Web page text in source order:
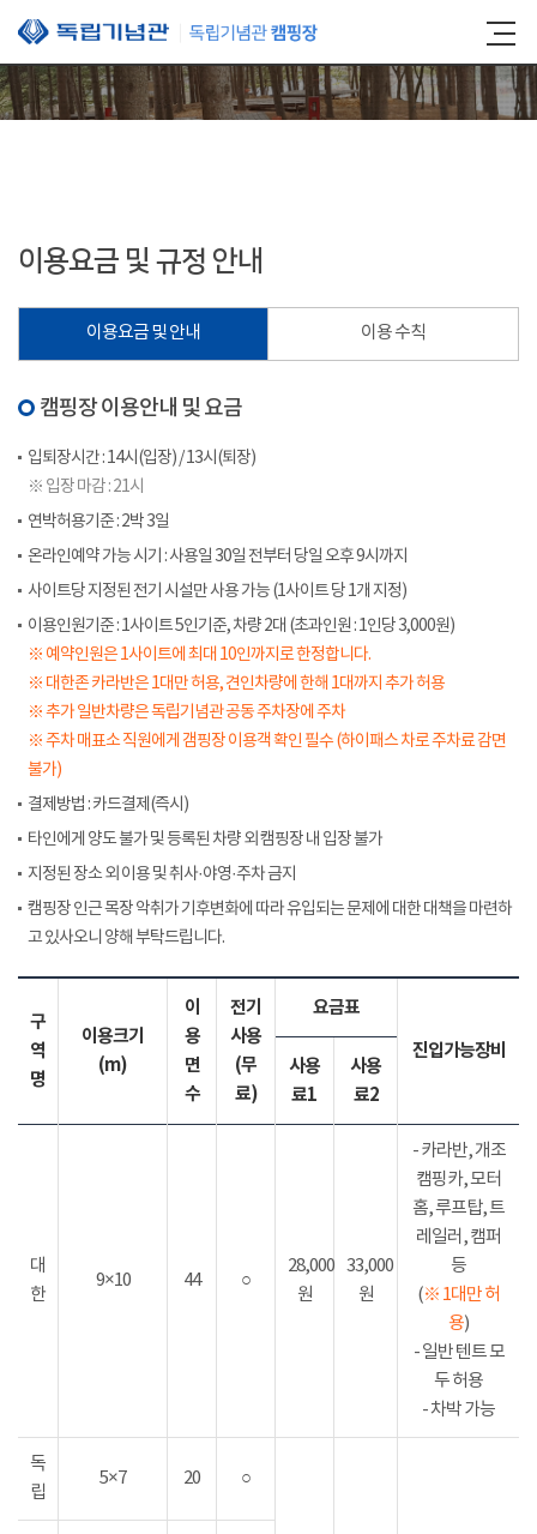
본문 바로가기
이용요금 및 규정 안내
이용요금 및 안내 이용 수칙
캠핑장 이용안내 및 요금
입퇴장시간 : 14시(입장) / 13시(퇴장)
※ 입장 마감 : 21시
연박허용기준 : 2박 3일
온라인예약 가능 시기 : 사용일 30일 전부터 당일 오후 9시까지
사이트당 지정된 전기 시설만 사용 가능 (1사이트 당 1개 지정)
이용인원기준 : 1사이트 5인기준, 차량 2대 (초과인원 : 1인당 3,000원)
※ 예약인원은 1사이트에 최대 10인까지로 한정합니다.
※ 대한존 카라반은 1대만 허용, 견인차량에 한해 1대까지 추가 허용
※ 추가 일반차량은 독립기념관 공동 주차장에 주차
※ 주차 매표소 직원에게 갬핑장 이용객 확인 필수 (하이패스 차로 주차료 감면
불가)
결제방법 : 카드결제(즉시)
타인에게 양도 불가 및 등록된 차량 외 캠핑장 내 입장 불가
지정된 장소 외 이용 및 취사·야영·주차 금지
캠핑장 인근 목장 악취가 기후변화에 따라 유입되는 문제에 대한 대책을 마련하
고 있사오니 양해 부탁드립니다.
구
역
명
이용크기
(m)
이
용
면
수
전기
사용
(무
료)
요금표
진입가능장비
사용
료1
사용
료2
대
한
9×10 44 ○
28,000
원
33,000
원
- 카라반, 개조
캠핑카, 모터
홈, 루프탑, 트
레일러, 캠퍼
등
(※ 1대만 허
용)
- 일반 텐트 모
두 허용
- 차박 가능
독
립
5×7 20 ○